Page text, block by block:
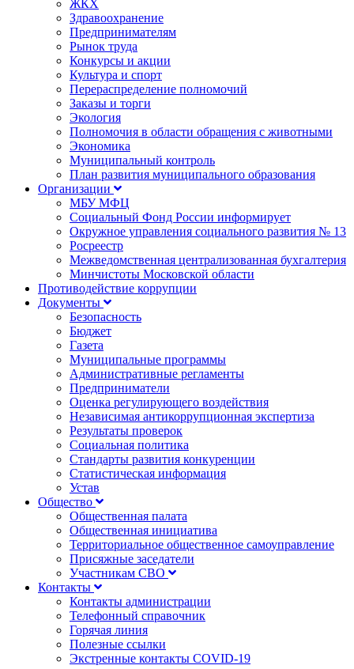
ЖКХ
Здравоохранение
Предпринимателям
Рынок труда
Конкурсы и акции
Культура и спорт
Перераспределение полномочий
Заказы и торги
Экология
Полномочия в области обращения с животными
Экономика
Муниципальный контроль
План развития муниципального образования
Организации
МБУ МФЦ
Социальный Фонд России информирует
Окружное управления социального развития № 13
Росреестр
Межведомственная централизованная бухгалтерия
Минчистоты Московской области
Противодействие коррупции
Документы
Безопасность
Бюджет
Газета
Муниципальные программы
Административные регламенты
Предприниматели
Оценка регулирующего воздействия
Независимая антикоррупционная экспертиза
Результаты проверок
Социальная политика
Стандарты развития конкуренции
Статистическая информация
Устав
Общество
Общественная палата
Общественная инициатива
Территориальное общественное самоуправление
Присяжные заседатели
Участникам СВО
Контакты
Контакты администрации
Телефонный справочник
Горячая линия
Полезные ссылки
Экстренные контакты COVID-19